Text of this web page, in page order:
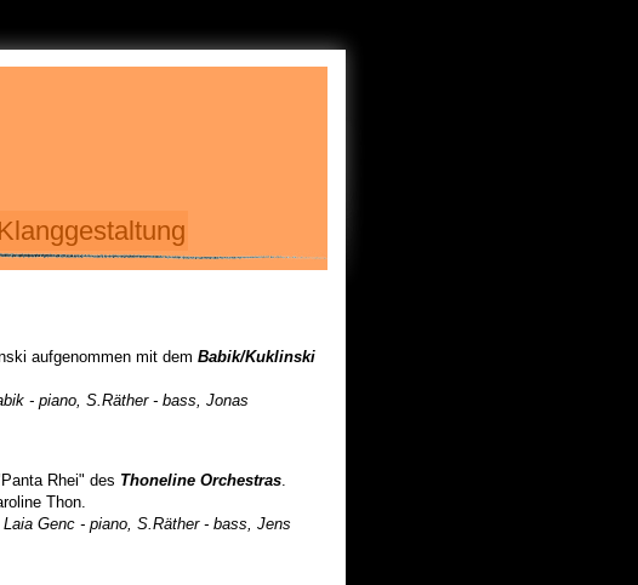
aufgenommen mit dem Babik/Kuklinski
- piano, S.Räther - bass, Jonas
Rhei" des Thoneline Orchestras.
Thon.
Genc - piano, S.Räther - bass, Jens